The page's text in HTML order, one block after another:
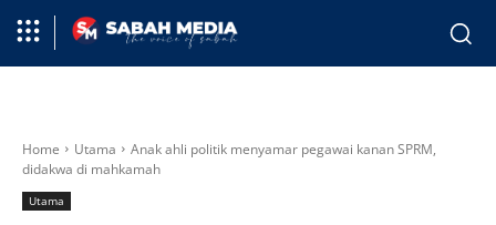
Home Utama
Anak ahli politik menyamar pegawai kanan SPRM,
didakwa di mahkamah
Utama